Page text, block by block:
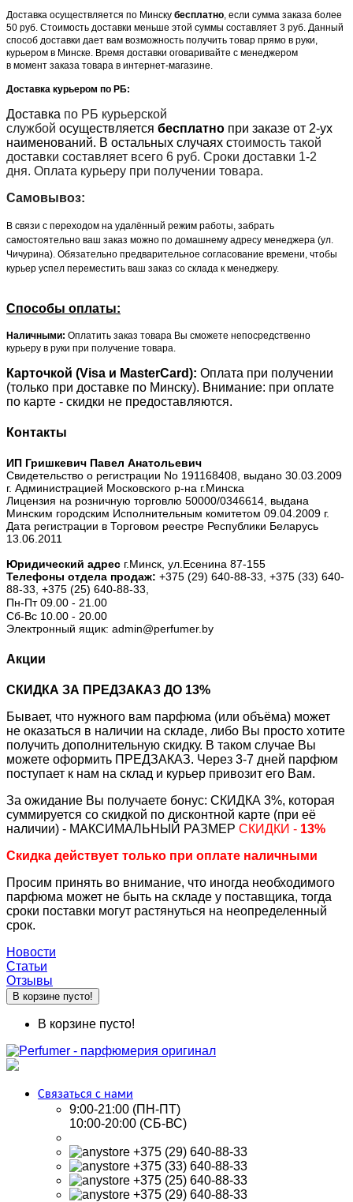
Доставка осуществляется по Минску бесплатно , если сумма заказа более
50 руб. Стоимость доставки меньше этой суммы составляет 3 руб. Данный
способ доставки дает вам возможность получить товар прямо в руки,
курьером в Минске. Время доставки оговаривайте с менеджером
в момент заказа товара в интернет-магазине.
Доставка курьером по РБ:
Доставка по РБ курьерской
службой осуществляется бесплатно при заказе от 2-ух
наименований. В остальных случаях стоимость такой
доставки составляет всего 6 руб. Сроки доставки 1-2
дня. Оплата курьеру при получении товара.
Самовывоз:
В связи с переходом на удалённый режим работы, забрать
самостоятельно ваш заказ можно по домашнему адресу менеджера (ул.
Чичурина). Обязательно предварительное согласование времени, чтобы
курьер успел переместить ваш заказ со склада к менеджеру.
Способы оплаты:
Наличными: Оплатить заказ товара Вы сможете непосредственно
курьеру в руки при получение товара.
Карточкой (Visa и MasterCard): Оплата при получении
(только при доставке по Минску). Внимание: при оплате
по карте - скидки не предоставляются.
Контакты
ИП Гришкевич Павел Анатольевич
Свидетельство о регистрации No 191168408, выдано 30.03.2009
г. Администрацией Московского р-на г.Минска
Лицензия на розничную торговлю 50000/0346614, выдана
Минским городским Исполнительным комитетом 09.04.2009 г.
Дата регистрации в Торговом реестре Республики Беларусь
13.06.2011
Юридический адрес г.Минск, ул.Есенина 87-155
Телефоны отдела продаж: +375 (29) 640-88-33, +375 (33) 640-
88-33, +375 (25) 640-88-33,
Пн-Пт 09.00 - 21.00
Сб-Вс 10.00 - 20.00
Электронный ящик: admin@perfumer.by
Акции
СКИДКА ЗА ПРЕДЗАКАЗ ДО 13%
Бывает, что нужного вам парфюма (или объёма) может
не оказаться в наличии на складе, либо Вы просто хотите
получить дополнительную скидку. В таком случае Вы
можете оформить ПРЕДЗАКАЗ. Через 3-7 дней парфюм
поступает к нам на склад и курьер привозит его Вам.
За ожидание Вы получаете бонус: СКИДКА 3%, которая
суммируется со скидкой по дисконтной карте (при её
наличии) - МАКСИМАЛЬНЫЙ РАЗМЕР СКИДКИ - 13%
Скидка действует только при оплате наличными
Просим принять во внимание, что иногда необходимого
парфюма может не быть на складе у поставщика, тогда
сроки поставки могут растянуться на неопределенный
срок.
Новости
Статьи
Отзывы
В корзине пусто!
В корзине пусто!
Связаться с нами
9:00-21:00 (ПН-ПТ)
10:00-20:00 (СБ-ВС)
+375 (29) 640-88-33
+375 (33) 640-88-33
+375 (25) 640-88-33
+375 (29) 640-88-33